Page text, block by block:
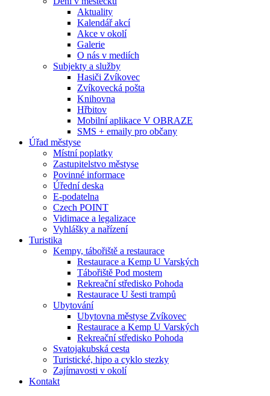
Aktuality
Kalendář akcí
Akce v okolí
Galerie
O nás v mediích
Subjekty a služby
Hasiči Zvíkovec
Zvíkovecká pošta
Knihovna
Hřbitov
Mobilní aplikace V OBRAZE
SMS + emaily pro občany
Úřad městyse
Místní poplatky
Zastupitelstvo městyse
Povinné informace
Úřední deska
E-podatelna
Czech POINT
Vidimace a legalizace
Vyhlášky a nařízení
Turistika
Kempy, tábořiště a restaurace
Restaurace a Kemp U Varských
Tábořiště Pod mostem
Rekreační středisko Pohoda
Restaurace U šesti trampů
Ubytování
Ubytovna městyse Zvíkovec
Restaurace a Kemp U Varských
Rekreační středisko Pohoda
Svatojakubská cesta
Turistické, hipo a cyklo stezky
Zajímavosti v okolí
Kontakt